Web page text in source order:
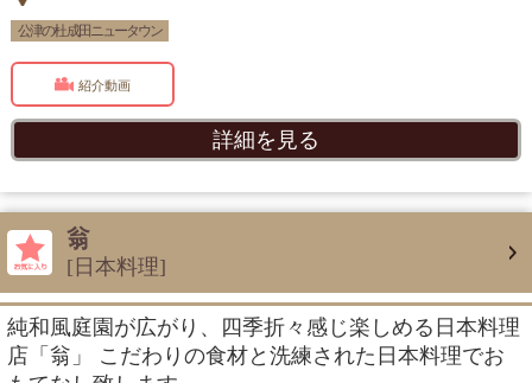
公津の杜 成田ニュータウン
紹介動画
詳細を見る
翁
[日本料理]
純和風庭園が広がり、四季折々感じ楽しめる日本料理
店「翁」 こだわりの食材と洗練された日本料理でお